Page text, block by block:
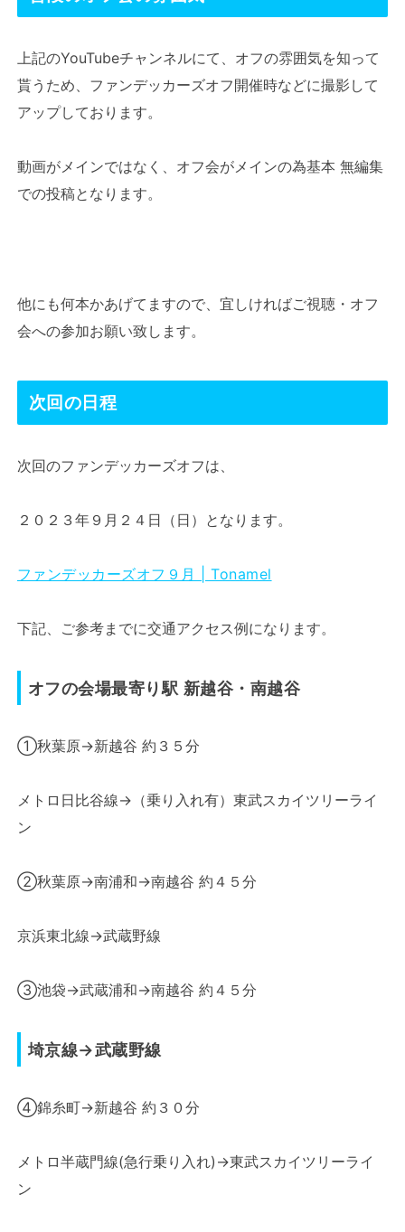
上記のYouTubeチャンネルにて、オフの雰囲気を知って
貰うため、ファンデッカーズオフ開催時などに撮影して
アップしております。
動画がメインではなく、オフ会がメインの為基本 無編集
での投稿となります。
他にも何本かあげてますので、宜しければご視聴・オフ
会への参加お願い致します。
次回の日程
次回のファンデッカーズオフは、
２０２３年９月２４日（日）となります。
ファンデッカーズオフ９月 | Tonamel
下記、ご参考までに交通アクセス例になります。
オフの会場最寄り駅 新越谷・南越谷
①秋葉原→新越谷 約３５分
メトロ日比谷線→（乗り入れ有）東武スカイツリーライ
ン
②秋葉原→南浦和→南越谷 約４５分
京浜東北線→武蔵野線
③池袋→武蔵浦和→南越谷 約４５分
埼京線→武蔵野線
④錦糸町→新越谷 約３０分
メトロ半蔵門線(急行乗り入れ)→東武スカイツリーライ
ン